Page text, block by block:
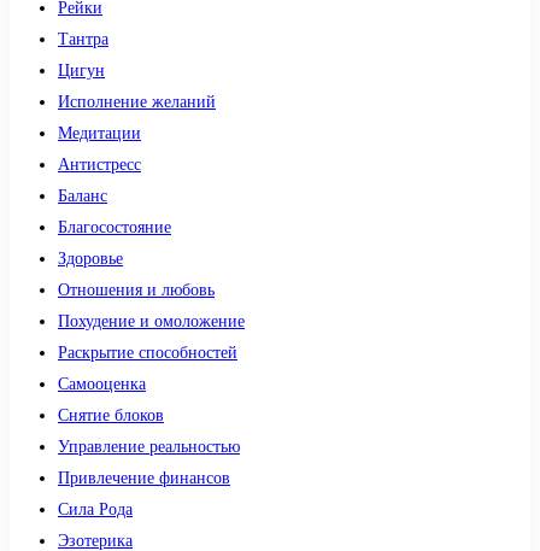
Рейки
Тантра
Цигун
Исполнение желаний
Медитации
Антистресс
Баланс
Благосостояние
Здоровье
Отношения и любовь
Похудение и омоложение
Раскрытие способностей
Самооценка
Снятие блоков
Управление реальностью
Привлечение финансов
Сила Рода
Эзотерика